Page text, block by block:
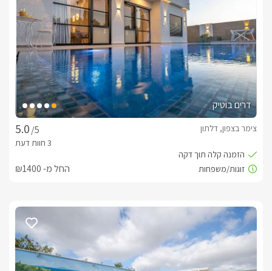
הזמנות טלפוניות בלבד
לפרטים נוספים או שאלות אנחנו פה לשירותכם
בברכה, סמדר -052-9095832
דרים בוטיק
/5
צימר בצפון, דלתון
החל מ- ₪1400